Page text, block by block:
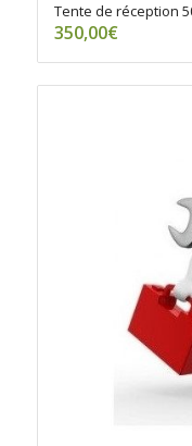
Tente de réception
350,00€